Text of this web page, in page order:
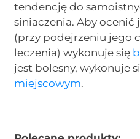
tendencję do
siniaczenia. Aby ocenić
(przy podejrzeniu jego
leczenia) wykonuje się
jest bolesny, wykonuje
miejscowym.